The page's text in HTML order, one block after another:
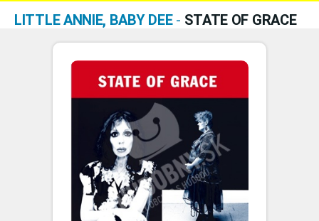
LITTLE ANNIE, BABY DEE- STATE OF GRACE